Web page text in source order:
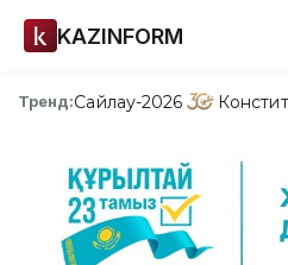
KAZINFORM
Тренд:Сайлау-2026